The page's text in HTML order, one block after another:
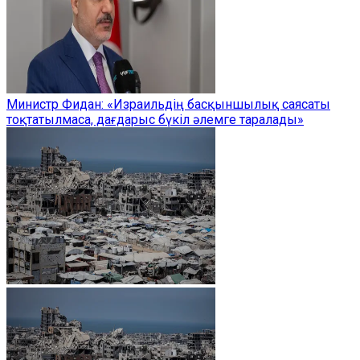
Министр Фидан: «Израильдің басқыншылық саясаты
тоқтатылмаса, дағдарыс бүкіл әлемге таралады»